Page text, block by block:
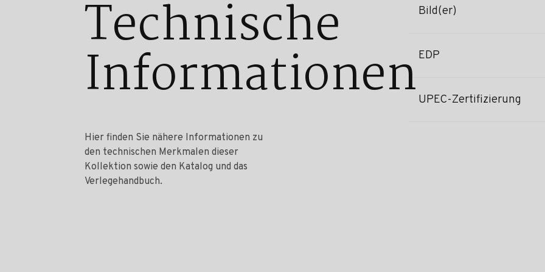
Technische
Informationen
Hier finden Sie nähere Informationen zu
den technischen Merkmalen dieser
Kollektion sowie den Katalog und das
Verlegehandbuch.
Bild(er)
EDP
UPEC-Zertifizierung